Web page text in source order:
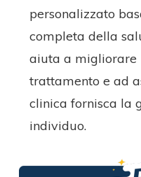
personalizzato
completa della
aiuta a migliorare
trattamento e ad
clinica fornisca la
individuo.